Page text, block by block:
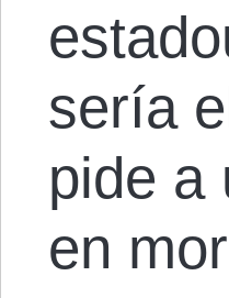
sería
pide a
en